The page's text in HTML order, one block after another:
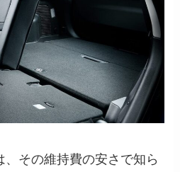
、その維持費の安さで知ら